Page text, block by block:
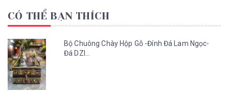
CÓ THỂ BẠN THÍCH
Bộ Chuông Chày Hộp Gỗ -Đính Đá Lam Ngọc-
Đá DZI...